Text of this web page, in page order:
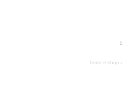
Tento e-shop